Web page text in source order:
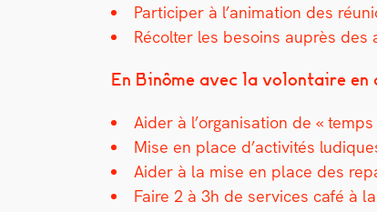
Par­ticiper à l’animation des
Récolter les besoins auprès
En Binôme avec la volon­taire en
Aider à l’organisation de «
Mise en place d’activités
Aider à la mise en place des
Faire 2 à 3h de ser­vices café à